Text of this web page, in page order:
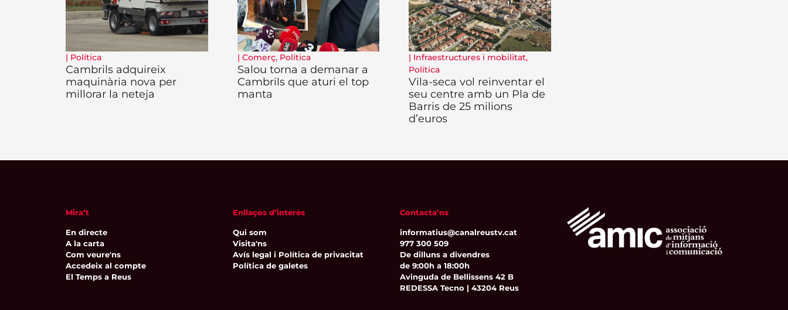
| Política
Cambrils adquireix
maquinària nova per
millorar la neteja
| Comerç, Política
Salou torna a demanar a
Cambrils que aturi el top
manta
| Infraestructures i mobilitat,
Política
Vila-seca vol reinventar el
seu centre amb un Pla de
Barris de 25 milions
d’euros
Mira’t
En directe
A la carta
Com veure'ns
Accedeix al compte
El Temps a Reus
Enllaços d’interès
Qui som
Visita'ns
Avís legal i Política de privacitat
Política de galetes
Contacta’ns
informatius@canalreustv.cat
977 300 509
De dilluns a divendres
de 9:00h a 18:00h
Avinguda de Bellissens 42 B
REDESSA Tecno | 43204 Reus